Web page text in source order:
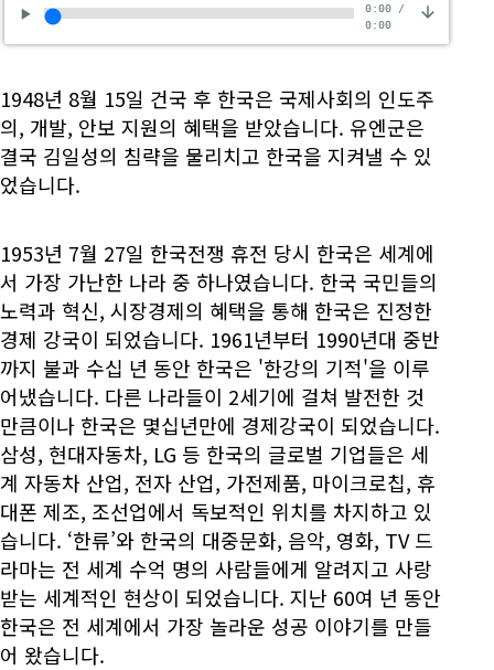
0:00/
0:00
1948년 8월 15일 건국 후 한국은 국제사회의 인도주
의, 개발, 안보 지원의 혜택을 받았습니다. 유엔군은
결국 김일성의 침략을 물리치고 한국을 지켜낼 수 있
었습니다.
1953년 7월 27일 한국전쟁 휴전 당시 한국은 세계에
서 가장 가난한 나라 중 하나였습니다. 한국 국민들의
노력과 혁신, 시장경제의 혜택을 통해 한국은 진정한
경제 강국이 되었습니다. 1961년부터 1990년대 중반
까지 불과 수십 년 동안 한국은 '한강의 기적'을 이루
어냈습니다. 다른 나라들이 2세기에 걸쳐 발전한 것
만큼이나 한국은 몇십년만에 경제강국이 되었습니다.
삼성, 현대자동차, LG 등 한국의 글로벌 기업들은 세
계 자동차 산업, 전자 산업, 가전제품, 마이크로칩, 휴
대폰 제조, 조선업에서 독보적인 위치를 차지하고 있
습니다. ‘한류’와 한국의 대중문화, 음악, 영화, TV 드
라마는 전 세계 수억 명의 사람들에게 알려지고 사랑
받는 세계적인 현상이 되었습니다. 지난 60여 년 동안
한국은 전 세계에서 가장 놀라운 성공 이야기를 만들
어 왔습니다.